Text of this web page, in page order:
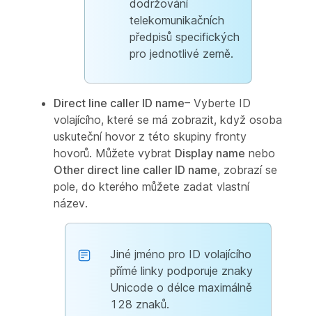
dodržování
telekomunikačních
předpisů specifických
pro jednotlivé země.
Direct line caller ID name– Vyberte ID
volajícího, které se má zobrazit, když osoba
uskuteční hovor z této skupiny fronty
hovorů. Můžete vybrat Display name nebo
Other direct line caller ID name, zobrazí se
pole, do kterého můžete zadat vlastní
název.
Jiné jméno pro ID volajícího
přímé linky podporuje znaky
Unicode o délce maximálně
128 znaků.